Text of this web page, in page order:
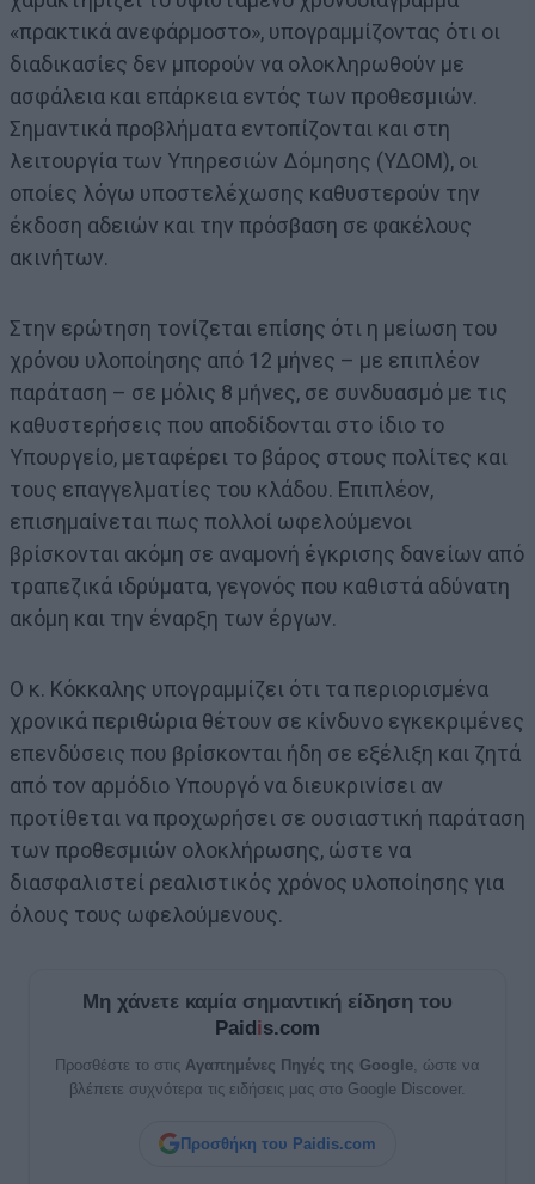
«πρακτικά ανεφάρμοστο», υπογραμμίζοντας ότι οι
διαδικασίες δεν μπορούν να ολοκληρωθούν με
ασφάλεια και επάρκεια εντός των προθεσμιών.
Σημαντικά προβλήματα εντοπίζονται και στη
λειτουργία των Υπηρεσιών Δόμησης (ΥΔΟΜ), οι
οποίες λόγω υποστελέχωσης καθυστερούν την
έκδοση αδειών και την πρόσβαση σε φακέλους
ακινήτων.
Στην ερώτηση τονίζεται επίσης ότι η μείωση του
χρόνου υλοποίησης από 12 μήνες – με επιπλέον
παράταση – σε μόλις 8 μήνες, σε συνδυασμό με τις
καθυστερήσεις που αποδίδονται στο ίδιο το
Υπουργείο, μεταφέρει το βάρος στους πολίτες και
τους επαγγελματίες του κλάδου. Επιπλέον,
επισημαίνεται πως πολλοί ωφελούμενοι
βρίσκονται ακόμη σε αναμονή έγκρισης δανείων από
τραπεζικά ιδρύματα, γεγονός που καθιστά αδύνατη
ακόμη και την έναρξη των έργων.
Ο κ. Κόκκαλης υπογραμμίζει ότι τα περιορισμένα
χρονικά περιθώρια θέτουν σε κίνδυνο εγκεκριμένες
επενδύσεις που βρίσκονται ήδη σε εξέλιξη και ζητά
από τον αρμόδιο Υπουργό να διευκρινίσει αν
προτίθεται να προχωρήσει σε ουσιαστική παράταση
των προθεσμιών ολοκλήρωσης, ώστε να
διασφαλιστεί ρεαλιστικός χρόνος υλοποίησης για
όλους τους ωφελούμενους.
Μη χάνετε καμία σημαντική είδηση του
Paidis.com
Προσθέστε το στις Αγαπημένες Πηγές της Google , ώστε να
βλέπετε συχνότερα τις ειδήσεις μας στο Google Discover.
Προσθήκη του Paidis.com